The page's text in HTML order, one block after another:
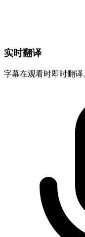
实时翻译
字幕在观看时即时翻译